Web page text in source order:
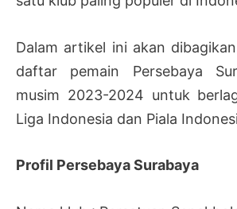
Dalam artikel ini akan
daftar pemain Persebaya
musim 2023-2024 untuk
Liga Indonesia dan Piala
Profil Persebaya Surabaya